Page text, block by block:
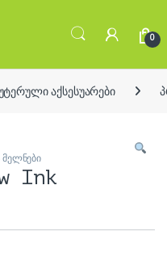
0
აქსესუარები
Ink